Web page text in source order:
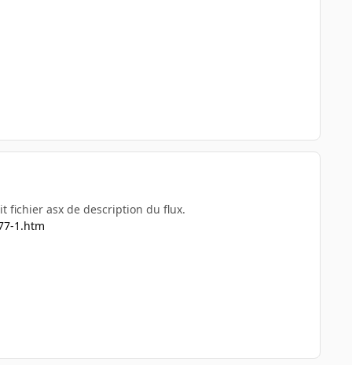
fichier asx de description du flux.
1.htm